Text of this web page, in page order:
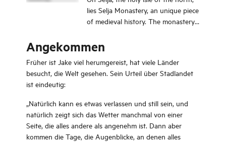
lies Selja Monastery, an unique piece
of medieval history. The monastery
in the early 12th century in memory
of St. Sunniva. Join us for a journey
back in time!
Angekommen
Früher ist Jake viel herumgereist, hat viele Länder
besucht, die Welt gesehen. Sein Urteil über Stadlandet
ist eindeutig:
„Natürlich kann es etwas verlassen und still sein, und
natürlich zeigt sich das Wetter manchmal von einer
Seite, die alles andere als angenehm ist. Dann aber
kommen die Tage, die Augenblicke, an denen alles